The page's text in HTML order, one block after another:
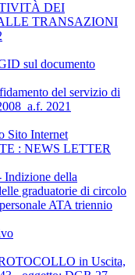
DEI
TRANSAZIONI
sul documento
del servizio di
2021
Sito Internet
: NEWS LETTER
Indizione della
graduatorie di circolo
ATA triennio
in Uscita,